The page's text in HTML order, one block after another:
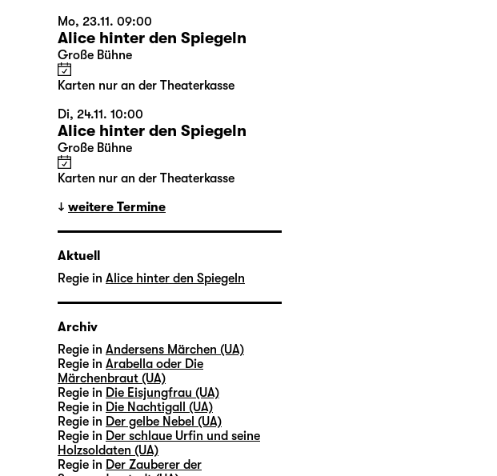
Mo, 23.11. 09:00
Alice hinter den Spiegeln
Große Bühne
Karten nur an der Theaterkasse
Di, 24.11. 10:00
Alice hinter den Spiegeln
Große Bühne
Karten nur an der Theaterkasse
weitere Termine
Aktuell
Regie in Alice hinter den Spiegeln
Archiv
Regie in Andersens Märchen (UA)
Regie in Arabella oder Die
Märchenbraut (UA)
Regie in Die Eisjungfrau (UA)
Regie in Die Nachtigall (UA)
Regie in Der gelbe Nebel (UA)
Regie in Der schlaue Urfin und seine
Holzsoldaten (UA)
Regie in Der Zauberer der